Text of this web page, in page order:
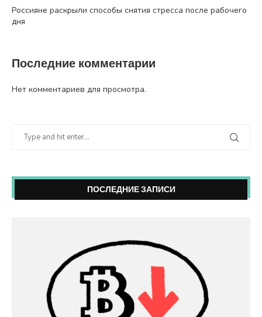
Россияне раскрыли способы снятия стресса после рабочего
дня
Последние комментарии
Нет комментариев для просмотра.
ПОСЛЕДНИЕ ЗАПИСИ